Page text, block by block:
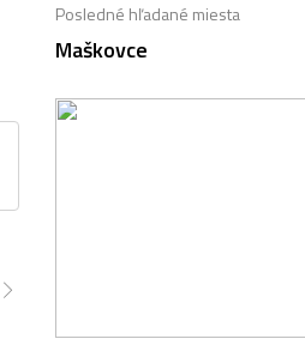
30° 27° 23°
Posledné hľadané miesta
Maškovce